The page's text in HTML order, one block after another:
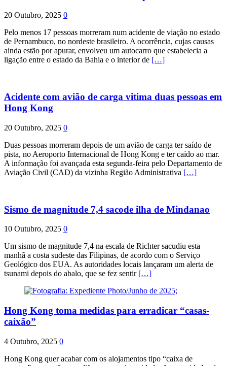
20 Outubro, 2025 0
Pelo menos 17 pessoas morreram num acidente de viação no estado
de Pernambuco, no nordeste brasileiro. A ocorrência, cujas causas
ainda estão por apurar, envolveu um autocarro que estabelecia a
ligação entre o estado da Bahia e o interior de […]
Acidente com avião de carga vitima duas pessoas em
Hong Kong
20 Outubro, 2025 0
Duas pessoas morreram depois de um avião de carga ter saído de
pista, no Aeroporto Internacional de Hong Kong e ter caído ao mar.
A informação foi avançada esta segunda-feira pelo Departamento de
Aviação Civil (CAD) da vizinha Região Administrativa […]
Sismo de magnitude 7,4 sacode ilha de Mindanao
10 Outubro, 2025 0
Um sismo de magnitude 7,4 na escala de Richter sacudiu esta
manhã a costa sudeste das Filipinas, de acordo com o Serviço
Geológico dos EUA. As autoridades locais lançaram um alerta de
tsunami depois do abalo, que se fez sentir […]
Hong Kong toma medidas para erradicar “casas-
caixão”
4 Outubro, 2025 0
Hong Kong quer acabar com os alojamentos tipo “caixa de